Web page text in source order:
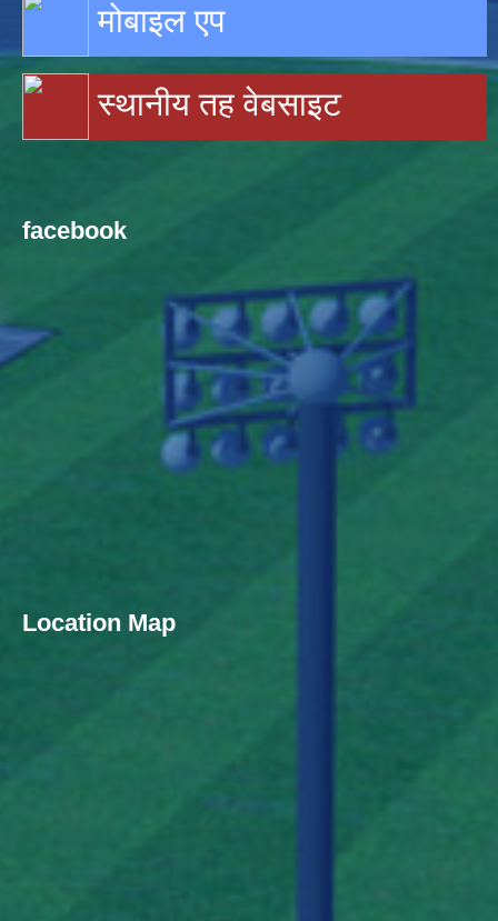
मोबाइल एप
स्थानीय तह वेबसाइट
facebook
Location Map